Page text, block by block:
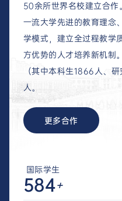
50余所世界名校建立合
一流大学先进的教育理念
学模式，建立全过程教学
方优势的人才培养新机制
（其中本科生1866人、
人。
更多合作
国际学生
584+